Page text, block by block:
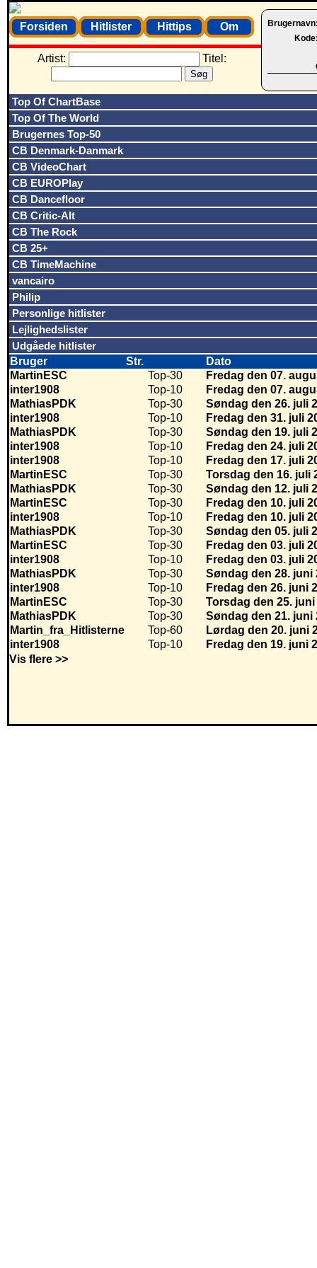
Forsiden Hitlister Hittips Om
Artist: Titel:
Top Of ChartBase
Top Of The World
Brugernes Top-50
CB Denmark-Danmark
CB VideoChart
CB EUROPlay
CB Dancefloor
CB Critic-Alt
CB The Rock
CB 25+
CB TimeMachine
vancairo
Philip
Personlige hitlister
Lejlighedslister
Udgåede hitlister
Bruger
Str.
Dato
MartinESC
Top-30
Fredag den 07.
inter1908
Top-10
Fredag den 07.
MathiasPDK
Top-30
Søndag den 26. juli
inter1908
Top-10
Fredag den 31. juli
MathiasPDK
Top-30
Søndag den 19. juli
inter1908
Top-10
Fredag den 24. juli
inter1908
Top-10
Fredag den 17. juli
MartinESC
Top-30
Torsdag den 16. juli
MathiasPDK
Top-30
Søndag den 12. juli
MartinESC
Top-30
Fredag den 10. juli
inter1908
Top-10
Fredag den 10. juli
MathiasPDK
Top-30
Søndag den 05. juli
MartinESC
Top-30
Fredag den 03. juli
inter1908
Top-10
Fredag den 03. juli
MathiasPDK
Top-30
Søndag den 28. juni
inter1908
Top-10
Fredag den 26. juni
MartinESC
Top-30
Torsdag den 25. juni
MathiasPDK
Top-30
Søndag den 21. juni
Martin_fra_Hitlisterne
Top-60
Lørdag den 20. juni
inter1908
Top-10
Fredag den 19. juni
Vis flere >>